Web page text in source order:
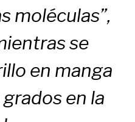
moléculas”,
se
en manga
en la